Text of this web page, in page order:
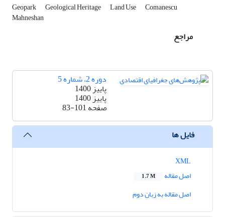
Geopark Geological Heritage Land Use Comanescu
Mahneshan
مراجع
دوره 2، شماره 5
پاییز 1400
پاییز 1400
صفحه83-101
فایل ها
اصل مقاله
1.7 M
اصل مقاله به زبان دوم